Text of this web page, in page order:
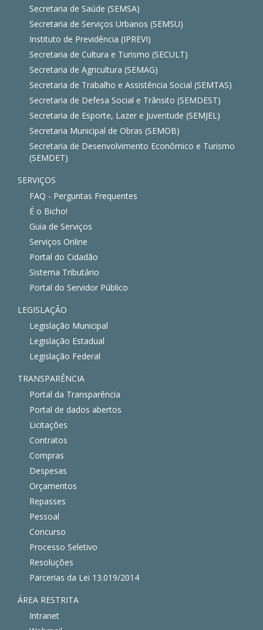
Secretaria de Saúde (SEMSA)
Secretaria de Serviços Urbanos (SEMSU)
Instituto de Previdência (IPREVI)
Secretaria de Cultura e Turismo (SECULT)
Secretaria de Agricultura (SEMAG)
Secretaria de Trabalho e Assistência Social (SEMTAS)
Secretaria de Defesa Social e Trânsito (SEMDEST)
Secretaria de Esporte, Lazer e Juventude (SEMJEL)
Secretaria Municipal de Obras (SEMOB)
Secretaria de Desenvolvimento Econômico e Turismo
(SEMDET)
SERVIÇOS
FAQ - Perguntas Frequentes
É o Bicho!
Guia de Serviços
Serviços Online
Portal do Cidadão
Sistema Tributário
Portal do Servidor Público
LEGISLAÇÃO
Legislação Municipal
Legislação Estadual
Legislação Federal
TRANSPARÊNCIA
Portal da Transparência
Portal de dados abertos
Licitações
Contratos
Compras
Despesas
Orçamentos
Repasses
Pessoal
Concurso
Processo Seletivo
Resoluções
Parcerias da Lei 13.019/2014
ÁREA RESTRITA
Intranet